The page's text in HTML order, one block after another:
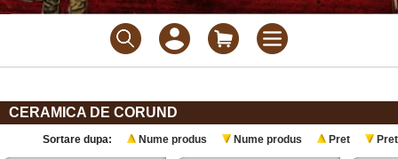
CERAMICA DE CORUND
Sortare dupa: Nume produs Nume produs Pret Pret